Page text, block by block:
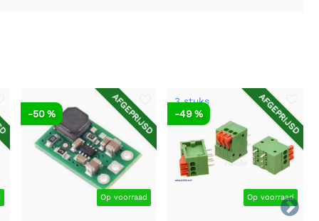

AFGEPRIJSD
Op voorraad
-50 % AFGEPRIJSD
3 stuks
Op voorraad
-49 %